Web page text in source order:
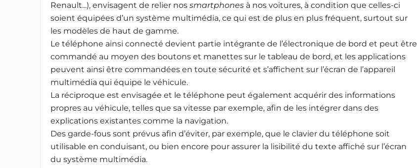
Renault...), envisagent de relier nos smartphones à nos voitures, à condition que celles-ci
soient équipées d’un système multimédia, ce qui est de plus en plus fréquent, surtout sur
les modèles de haut de gamme.
Le téléphone ainsi connecté devient partie intégrante de l’électronique de bord et peut être
commandé au moyen des boutons et manettes sur le tableau de bord, et les applications
peuvent ainsi être commandées en toute sécurité et s’affichent sur l’écran de l’appareil
multimédia qui équipe le véhicule.
La réciproque est envisagée et le téléphone peut également acquérir des informations
propres au véhicule, telles que sa vitesse par exemple, afin de les intégrer dans des
explications existantes comme la navigation.
Des garde-fous sont prévus afin d’éviter, par exemple, que le clavier du téléphone soit
utilisable en conduisant, ou bien encore pour assurer la lisibilité du texte affiché sur l’écran
du système multimédia.